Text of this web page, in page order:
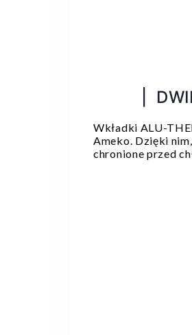
|
Wkładki ALU-
Ameko. Dzięki
chronione przed